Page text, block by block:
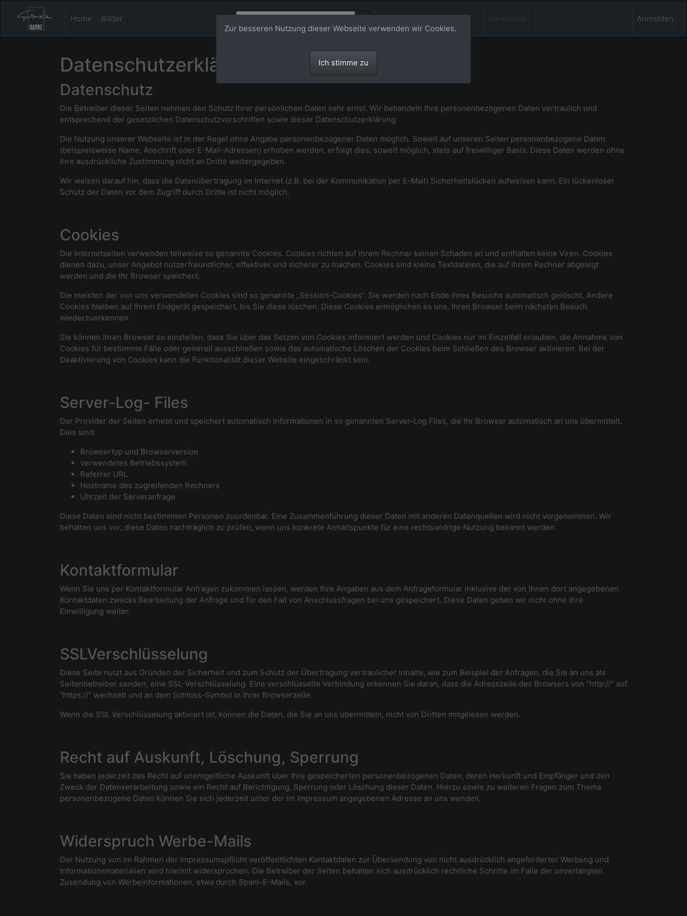
Home Bilder Warenkorb Anmelden
Datenschutzerklärung
Datenschutz
Die Betreiber dieser Seiten nehmen den Schutz Ihrer persönlichen Daten sehr ernst. Wir behandeln Ihre personenbezogenen Daten vertraulich und
entsprechend der gesetzlichen Datenschutzvorschriften sowie dieser Datenschutzerklärung.
Die Nutzung unserer Webseite ist in der Regel ohne Angabe personenbezogener Daten möglich. Soweit auf unseren Seiten personenbezogene Daten
(beispielsweise Name, Anschrift oder E-Mail-Adressen) erhoben werden, erfolgt dies, soweit möglich, stets auf freiwilliger Basis. Diese Daten werden ohne
Ihre ausdrückliche Zustimmung nicht an Dritte weitergegeben.
Wir weisen darauf hin, dass die Datenübertragung im Internet (z.B. bei der Kommunikation per E-Mail) Sicherheitslücken aufweisen kann. Ein lückenloser
Schutz der Daten vor dem Zugriff durch Dritte ist nicht möglich.
Cookies
Die Internetseiten verwenden teilweise so genannte Cookies. Cookies richten auf Ihrem Rechner keinen Schaden an und enthalten keine Viren. Cookies
dienen dazu, unser Angebot nutzerfreundlicher, effektiver und sicherer zu machen. Cookies sind kleine Textdateien, die auf Ihrem Rechner abgelegt
werden und die Ihr Browser speichert.
Die meisten der von uns verwendeten Cookies sind so genannte „Session-Cookies“. Sie werden nach Ende Ihres Besuchs automatisch gelöscht. Andere
Cookies bleiben auf Ihrem Endgerät gespeichert, bis Sie diese löschen. Diese Cookies ermöglichen es uns, Ihren Browser beim nächsten Besuch
wiederzuerkennen.
Sie können Ihren Browser so einstellen, dass Sie über das Setzen von Cookies informiert werden und Cookies nur im Einzelfall erlauben, die Annahme von
Cookies für bestimmte Fälle oder generell ausschließen sowie das automatische Löschen der Cookies beim Schließen des Browser aktivieren. Bei der
Deaktivierung von Cookies kann die Funktionalität dieser Website eingeschränkt sein.
Server-Log- Files
Der Provider der Seiten erhebt und speichert automatisch Informationen in so genannten Server-Log Files, die Ihr Browser automatisch an uns übermittelt.
Dies sind:
Browsertyp und Browserversion
verwendetes Betriebssystem
Referrer URL
Hostname des zugreifenden Rechners
Uhrzeit der Serveranfrage
Diese Daten sind nicht bestimmten Personen zuordenbar. Eine Zusammenführung dieser Daten mit anderen Datenquellen wird nicht vorgenommen. Wir
behalten uns vor, diese Daten nachträglich zu prüfen, wenn uns konkrete Anhaltspunkte für eine rechtswidrige Nutzung bekannt werden.
Kontaktformular
Wenn Sie uns per Kontaktformular Anfragen zukommen lassen, werden Ihre Angaben aus dem Anfrageformular inklusive der von Ihnen dort angegebenen
Kontaktdaten zwecks Bearbeitung der Anfrage und für den Fall von Anschlussfragen bei uns gespeichert. Diese Daten geben wir nicht ohne Ihre
Einwilligung weiter.
SSLVerschlüsselung
Diese Seite nutzt aus Gründen der Sicherheit und zum Schutz der Übertragung vertraulicher Inhalte, wie zum Beispiel der Anfragen, die Sie an uns als
Seitenbetreiber senden, eine SSL-Verschlüsselung. Eine verschlüsselte Verbindung erkennen Sie daran, dass die Adresszeile des Browsers von "http://" auf
"https://" wechselt und an dem Schloss-Symbol in Ihrer Browserzeile.
Wenn die SSL Verschlüsselung aktiviert ist, können die Daten, die Sie an uns übermitteln, nicht von Dritten mitgelesen werden.
Recht auf Auskunft, Löschung, Sperrung
Sie haben jederzeit das Recht auf unentgeltliche Auskunft über Ihre gespeicherten personenbezogenen Daten, deren Herkunft und Empfänger und den
Zweck der Datenverarbeitung sowie ein Recht auf Berichtigung, Sperrung oder Löschung dieser Daten. Hierzu sowie zu weiteren Fragen zum Thema
personenbezogene Daten können Sie sich jederzeit unter der im Impressum angegebenen Adresse an uns wenden.
Widerspruch Werbe-Mails
Der Nutzung von im Rahmen der Impressumspflicht veröffentlichten Kontaktdaten zur Übersendung von nicht ausdrücklich angeforderter Werbung und
Informationsmaterialien wird hiermit widersprochen. Die Betreiber der Seiten behalten sich ausdrücklich rechtliche Schritte im Falle der unverlangten
Zusendung von Werbeinformationen, etwa durch Spam-E-Mails, vor.
Zur besseren Nutzung dieser Webseite verwenden wir Cookies.
Ich stimme zu